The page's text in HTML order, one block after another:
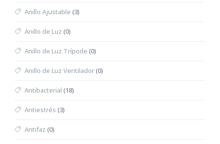
Anillo Ajustable (3)
Anillo de Luz (0)
Anillo de Luz Trípode (0)
Anillo de Luz Ventilador(0)
Antibacterial (18)
Antiestrés (3)
Antifaz (0)